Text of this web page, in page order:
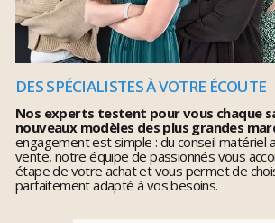
DES SPÉCIALISTES À VOTRE ÉCOUTE
Nos experts testent pour vous chaque
nouveaux modèles des plus grandes
engagement est simple : du conseil matériel
vente, notre équipe de passionnés vous
étape de votre achat et vous permet de
parfaitement adapté à vos besoins.